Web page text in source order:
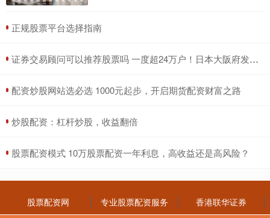
​正规股票平台选择指南
​证券交易顾问可以推荐股票吗 一度超24万户！日本大阪府发生大规模停电
​配资炒股网站选必选 1000元起步，开启期货配资财富之路
​炒股配资：杠杆炒股，收益翻倍
​股票配资模式 10万股票配资一年利息，高收益还是高风险？
股票配资网 专业股票配资服务 香港联华证券